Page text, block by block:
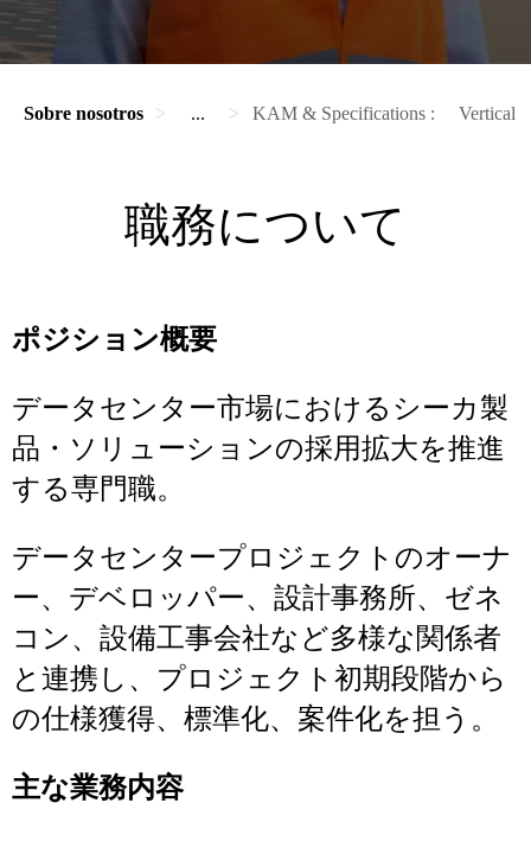
Sobre nosotros ... KAM & Specifications : Vertical
職務について
ポジション概要
データセンター市場におけるシーカ製
品・ソリューションの採用拡大を推進
する専門職。
データセンタープロジェクトのオーナ
ー、デベロッパー、設計事務所、ゼネ
コン、設備工事会社など多様な関係者
と連携し、プロジェクト初期段階から
の仕様獲得、標準化、案件化を担う。
主な業務内容